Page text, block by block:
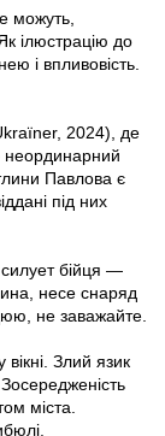
можуть,
ілюстрацію до
і впливовість.
2024), де
Павлова є
під них
бійця —
несе снаряд
не заважайте.
Злий язик
міста.